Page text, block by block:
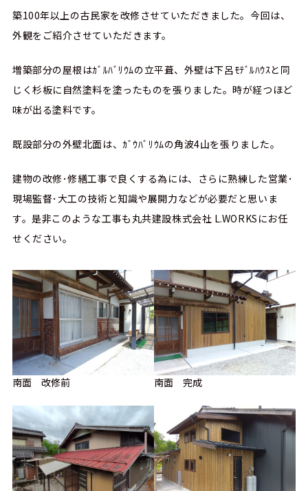
築100年以上の古民家を改修させていただきました。今回は、
外観をご紹介させていただきます。
増築部分の屋根はｶﾞﾙﾊﾞﾘｳﾑの立平葺、外壁は下呂ﾓﾃﾞﾙﾊｳｽと同
じく杉板に自然塗料を塗ったものを張りました。時が経つほど
味が出る塗料です。
既設部分の外壁北面は、ｶﾞｳﾊﾞﾘｳﾑの角波4山を張りました。
建物の改修･修繕工事で良くする為には、さらに熟練した営業･
現場監督･大工の技術と知識や展開力などが必要だと思いま
す。是非このような工事も丸共建設株式会社 L.WORKSにお任
せください。
南面 改修前 南面 完成